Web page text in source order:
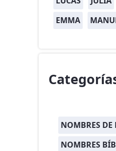
EMMA
NOMBRES
NOMBRES